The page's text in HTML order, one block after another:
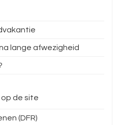
lange afwezigheid
de site
(DFR)